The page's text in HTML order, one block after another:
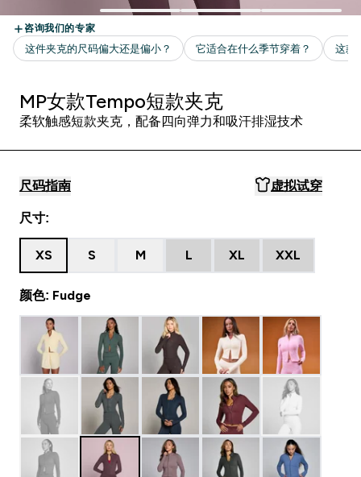
MP女款Tempo短款夹克
柔软触感短款夹克，配备四向弹力和吸汗排湿技术
尺码指南 虚拟试穿
尺寸:
XS S M L XL XXL
颜色: Fudge